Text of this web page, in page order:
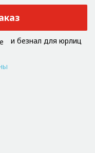
и безнал для юрлиц